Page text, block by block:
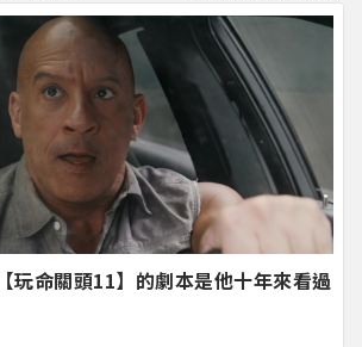
玩命關頭11】的劇本是他十年來看過